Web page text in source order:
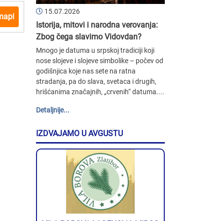
15.07.2026
Istorija, mitovi i narodna verovanja:
Zbog čega slavimo Vidovdan?
Mnogo je datuma u srpskoj tradiciji koji
nose slojeve i slojeve simbolike – počev od
godišnjica koje nas sete na ratna
stradanja, pa do slava, svetaca i drugih,
hrišćanima značajnih, „crvenih“ datuma....
Detaljnije...
IZDVAJAMO U AVGUSTU